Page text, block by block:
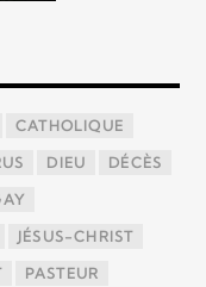
CATHOLIQUE
DIEU DÉCÈS
JÉSUS-CHRIST
PASTEUR